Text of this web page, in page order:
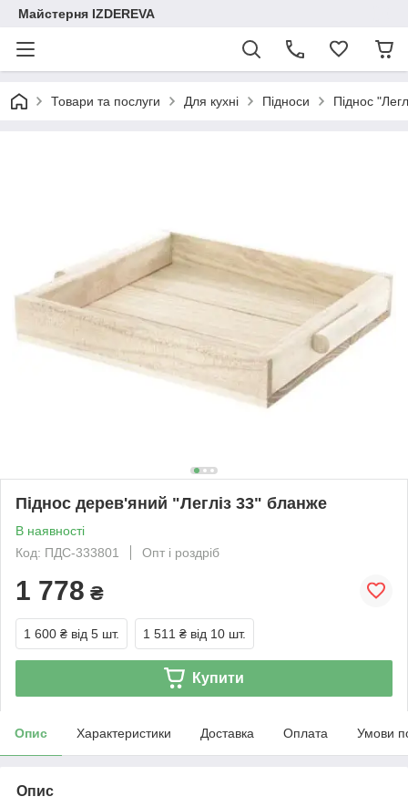
Майстерня IZDEREVA
Товари та послуги Для кухні Підноси Піднос
Піднос дерев'яний "Легліз 33" бланже
В наявності
Код: ПДС-333801
Опт і роздріб
1 778 ₴
1 600 ₴ від 5 шт. 1 511 ₴ від 10 шт.
Купити
Опис Характеристики Доставка Оплата Умови
Опис